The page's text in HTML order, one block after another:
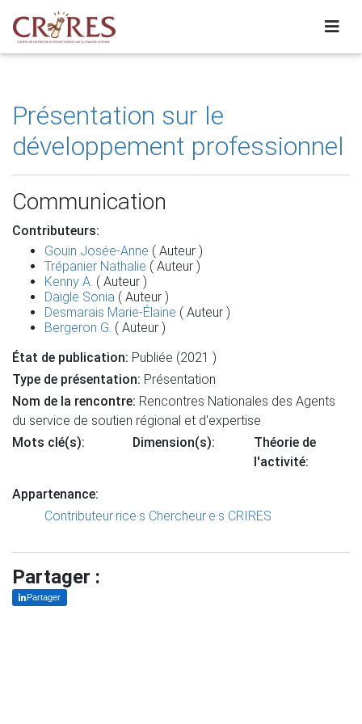
Présentation sur le
développement professionnel
Communication
Contributeurs:
Gouin Josée-Anne ( Auteur )
Trépanier Nathalie ( Auteur )
Kenny A. ( Auteur )
Daigle Sonia ( Auteur )
Desmarais Marie-Élaine ( Auteur )
Bergeron G. ( Auteur )
État de publication: Publiée (2021 )
Type de présentation: Présentation
Nom de la rencontre: Rencontres Nationales des Agents
du service de soutien régional et d'expertise
Mots clé(s):
Dimension(s):
Théorie de
l'activité:
Appartenance:
Contributeur·rice·s Chercheur·e·s CRIRES
Partager :
Partager